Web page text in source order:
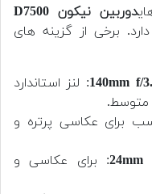
دوربین نیکون D7500
برخی از گزینه های
: لنز استاندارد
متوسط.
برای عکاسی پرتره و
: برای عکاسی و